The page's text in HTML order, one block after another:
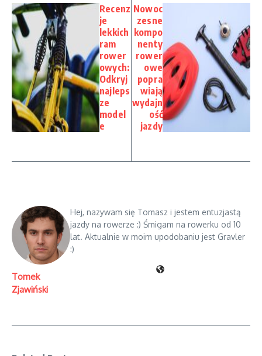
Recenz
je
lekkich
ram
rower
owych:
Odkryj
najleps
ze
model
e
Nowoc
zesne
kompo
nenty
rower
owe
popra
wiają
wydajn
ość
jazdy
Tomek
Zjawiński
Hej, nazywam się Tomasz i jestem entuzjastą
jazdy na rowerze :) Śmigam na rowerku od 10
lat. Aktualnie w moim upodobaniu jest Gravler
:)